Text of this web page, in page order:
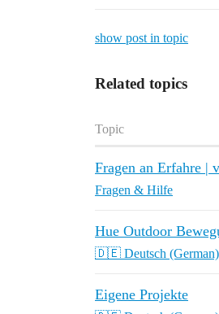
show post in topic
Related topics
Topic
Fragen an Erfahre |
Fragen & Hilfe
Hue Outdoor
🇩🇪 Deutsch (German)
Eigene Projekte